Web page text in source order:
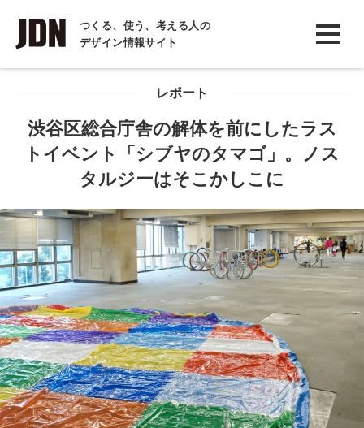
つくる、使う、考える人の
デザイン情報サイト
INTERVIEW
インタビュー
REPORT
COLUMN
コラム
レポート
渋谷区総合庁舎の解体を前にしたラス
トイベント「シブヤのタマゴ」。ノス
タルジーはそこかしこに